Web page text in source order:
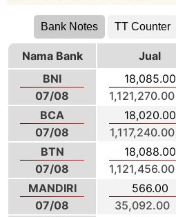
Bank Notes TT Counter
Nama Bank Jual
BNI
07/08
18,085.00
1,121,270.00
BCA
07/08
18,020.00
1,117,240.00
BTN
07/08
18,088.00
1,121,456.00
MANDIRI
07/08
566.00
35,092.00